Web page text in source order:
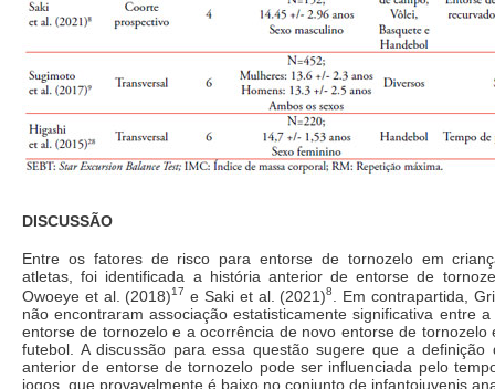
DISCUSSÃO
Entre os fatores de risco para entorse de tornozelo em
atletas, foi identificada a história anterior de entorse de
Owoeye et al. (2018)17 e Saki et al. (2021)8
. Em contrapartida,
não encontraram associação estatisticamente significativa entre
entorse de tornozelo e a ocorrência de novo entorse de tornozelo
futebol. A discussão para essa questão sugere que a definição
anterior de entorse de tornozelo pode ser influenciada pelo
jogos, que provavelmente é baixo no conjunto de infantojuvenis